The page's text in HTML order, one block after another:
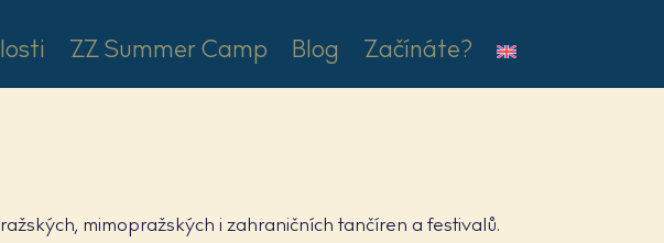
ZZ Summer Camp Blog Začínáte?
mimopražských i zahraničních tančíren a festivalů.